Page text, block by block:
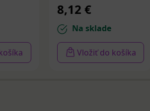
8,12 €
Na sklade
Vložiť do košíka